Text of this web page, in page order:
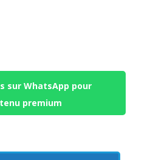
sur WhatsApp pour
premium